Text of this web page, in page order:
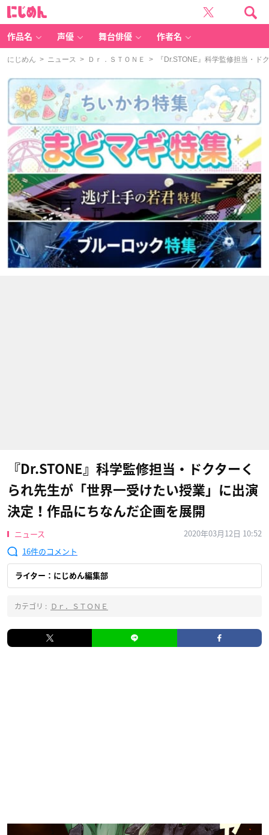
作品名 声優 舞台俳優 作者名
にじめん > ニュース > Ｄｒ．ＳＴＯＮＥ > 『Dr.STONE』科学監修担当・ド
『Dr.STONE』科学監修担当・ドクターく
られ先生が「世界一受けたい授業」に出演
決定！作品にちなんだ企画を展開
ニュース
2020年03月12日 10:52
16
ライター：にじめん編集部
カテゴリ : Ｄｒ．ＳＴＯＮＥ